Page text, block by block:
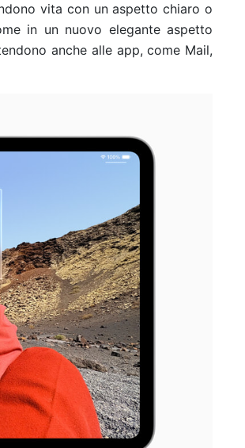
vita con un aspetto chiaro o
in un nuovo elegante aspetto
anche alle app, come Mail,